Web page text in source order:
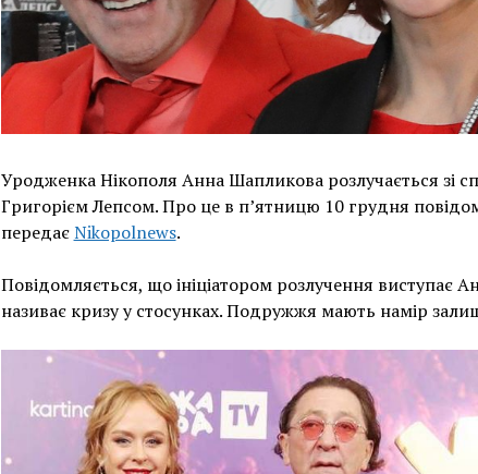
Уродженка Нікополя Анна Шапликова розлучається зі
Григорієм Лепсом. Про це в п’ятницю 10 грудня
передаєNikopolnews.
Повідомляється, що ініціатором розлучення виступає
називає кризу у стосунках. Подружжя мають намір